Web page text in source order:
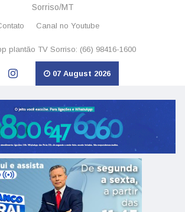
Sorriso/MT
Canal no Youtube
plantão TV Sorriso: (66) 98416-1600
07 August 2026